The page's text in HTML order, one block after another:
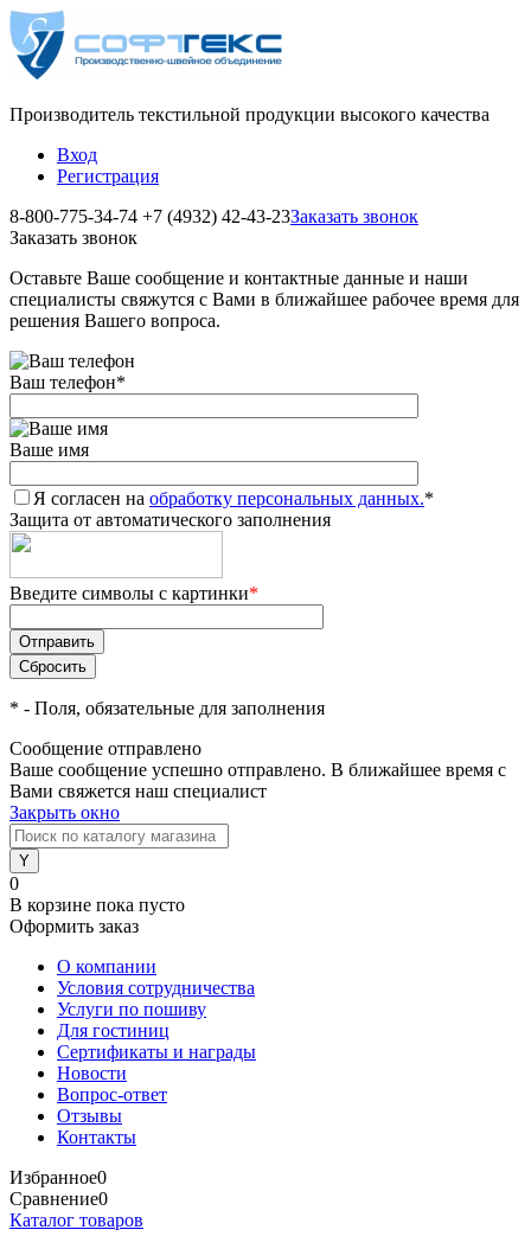
Производитель текстильной продукции высокого качества
Вход
Регистрация
8-800-775-34-74 +7 (4932) 42-43-23Заказать звонок
Заказать звонок
Оставьте Ваше сообщение и контактные данные и наши
специалисты свяжутся с Вами в ближайшее рабочее время для
решения Вашего вопроса.
Ваш телефон*
Ваше имя
Я согласен на обработку персональных данных.*
Защита от автоматического заполнения
Введите символы с картинки*
* - Поля, обязательные для заполнения
Сообщение отправлено
Ваше сообщение успешно отправлено. В ближайшее время с
Вами свяжется наш специалист
Закрыть окно
0
В корзине пока пусто
Оформить заказ
О компании
Условия сотрудничества
Услуги по пошиву
Для гостиниц
Сертификаты и награды
Новости
Вопрос-ответ
Отзывы
Контакты
Избранное0
Сравнение0
Каталог товаров